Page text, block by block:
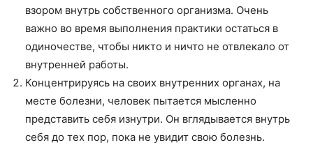
взором внутрь собственного организма. Очень
важно во время выполнения практики остаться в
одиночестве, чтобы никто и ничто не отвлекало от
внутренней работы.
Концентрируясь на своих внутренних органах, на
месте болезни, человек пытается мысленно
представить себя изнутри. Он вглядывается внутрь
себя до тех пор, пока не увидит свою болезнь.